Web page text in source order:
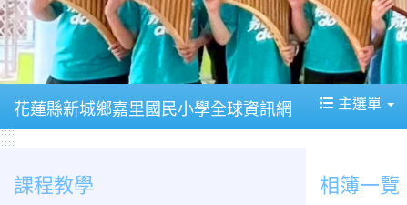
花蓮縣新城鄉嘉里國民小學全球資訊網 主選單
相簿一覽
課程教學